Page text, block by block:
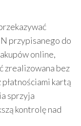
przypisanego do
online,
zrealizowana bez
kartą
sprzyja
kontrolę nad